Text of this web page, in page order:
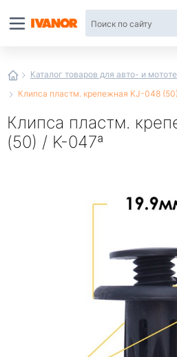
Каталог товаров для авто- и
Клипса пластм. крепежная KJ-048
Клипса пластм.
(50) / K-047ª
интернет-